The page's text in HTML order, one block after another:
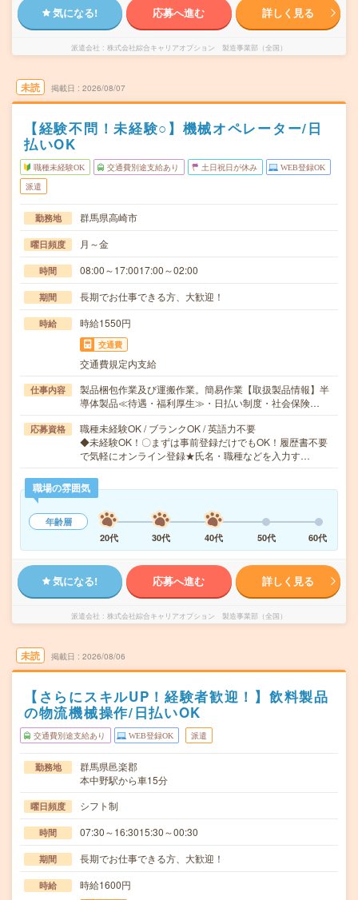
気になる! 応募へ進む 詳しく見る
派遣会社 株式会社綜合キャリアオプション 製造事業部（全国）
未読 掲載日 2026/08/07
【経験不問！未経験○】機械オペレーター/日
払いOK
職種未経験OK 交通費別途支給あり 土日祝日が休み WEB登録OK
派遣
勤務地 群馬県高崎市
曜日頻度 月～金
時間 08:00～17:0017:00～02:00
期間 長期でお仕事できる方、大歓迎！
時給 時給1550円
交通費
交通費規定内支給
仕事内容
製品梱包作業及び運搬作業。簡易作業【取扱製品情報】半
導体製品≪待遇・福利厚生≫・日払い制度・社会保険…
応募資格
職種未経験OK / ブランクOK / 英語力不要
◆未経験OK！〇まずは事前登録だけでもOK！履歴書不要
で気軽にオンライン登録★氏名・職種などを入力す…
職場の雰囲気
年齢層
20代
30代 40代 50代 60代
気になる! 応募へ進む 詳しく見る
派遣会社 株式会社綜合キャリアオプション 製造事業部（全国）
未読 掲載日 2026/08/06
【さらにスキルUP！経験者歓迎！】飲料製品
の物流機械操作/日払いOK
交通費別途支給あり WEB登録OK 派遣
勤務地
群馬県邑楽郡
本中野駅から車15分
曜日頻度 シフト制
時間 07:30～16:3015:30～00:30
期間 長期でお仕事できる方、大歓迎！
時給 時給1600円